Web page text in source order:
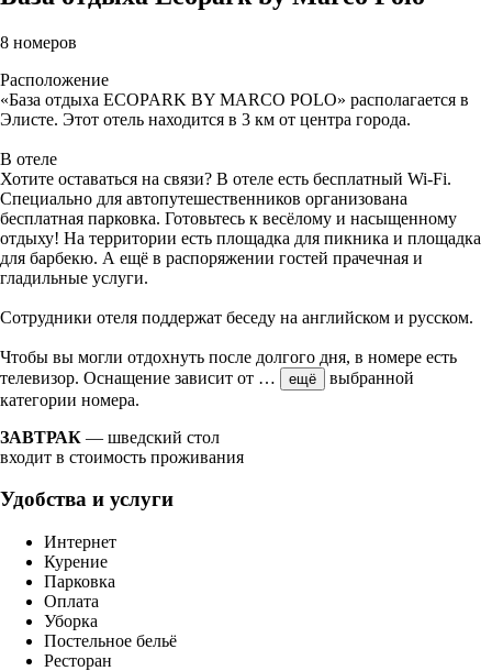
8 номеров
Расположение
«База отдыха ECOPARK BY MARCO POLO» располагается в
Элисте. Этот отель находится в 3 км от центра города.
В отеле
Хотите оставаться на связи? В отеле есть бесплатный Wi-Fi.
Специально для автопутешественников организована
бесплатная парковка. Готовьтесь к весёлому и насыщенному
отдыху! На территории есть площадка для пикника и площадка
для барбекю. А ещё в распоряжении гостей прачечная и
гладильные услуги.
Сотрудники отеля поддержат беседу на английском и русском.
Чтобы вы могли отдохнуть после долгого дня, в номере есть
телевизор. Оснащение зависит от … ещё
выбранной
категории номера.
ЗАВТРАК — шведский стол
входит в стоимость проживания
Удобства и услуги
Интернет
Курение
Парковка
Оплата
Уборка
Постельное бельё
Ресторан